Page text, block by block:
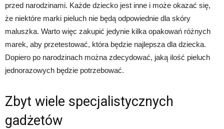
przed narodzinami. Każde dziecko jest inne i może okazać się,
że niektóre marki pieluch nie będą odpowiednie dla skóry
maluszka. Warto więc zakupić jedynie kilka opakowań różnych
marek, aby przetestować, która będzie najlepsza dla dziecka.
Dopiero po narodzinach można zdecydować, jaką ilość pieluch
jednorazowych będzie potrzebować.
Zbyt wiele specjalistycznych
gadżetów